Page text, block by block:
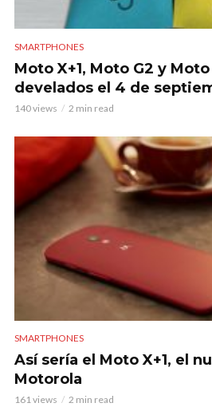
SMARTPHONES
Moto X+1, Moto G2 y
develados el 4 de
140 views 2 min read
SMARTPHONES
Así sería el Moto X+1, el
Motorola
161 views 2 min read